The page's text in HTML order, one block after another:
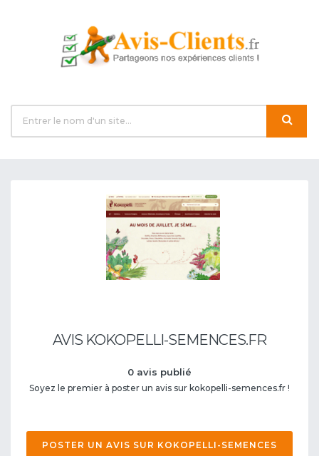
AVIS KOKOPELLI-SEMENCES.FR
0 avis publié
Soyez le premier à poster un avis sur kokopelli-semences.fr !
POSTER UN AVIS SUR KOKOPELLI-SEMENCES